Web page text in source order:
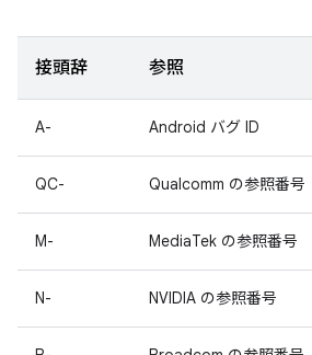
接頭辞 参照
A- Android バグ ID
QC- Qualcomm の参照番号
M- MediaTek の参照番号
N- NVIDIA の参照番号